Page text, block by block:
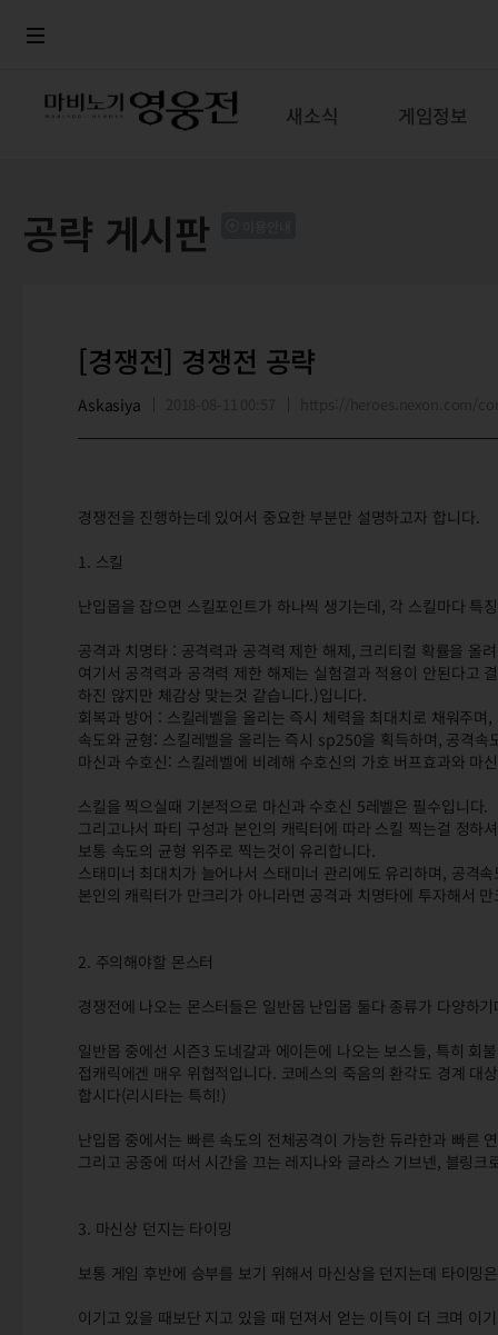
새소식 게임정보
공략 게시판
[경쟁전] 경쟁전 공략
Askasiya
경쟁전을 진행하는데 있어서 중요한 부분만 설명하고자 합니다.
1. 스킬
난입몹을 잡으면 스킬포인트가 하나씩 생기는데, 각 스킬마다 특
공격과 치명타 : 공격력과 공격력 제한 해제, 크리티컬 확률을 올
여기서 공격력과 공격력 제한 해제는 실험결과 적용이 안된다고
하진 않지만 체감상 맞는것 같습니다.)입니다.
회복과 방어 : 스킬레벨을 올리는 즉시 체력을 최대치로 채워주며
속도와 균형: 스킬레벨을 올리는 즉시 sp250을 획득하며, 공격
마신과 수호신: 스킬레벨에 비례해 수호신의 가호 버프효과와 마
스킬을 찍으실때 기본적으로 마신과 수호신 5레벨은 필수입니다.
그리고나서 파티 구성과 본인의 캐릭터에 따라 스킬 찍는걸 정하
보통 속도의 균형 위주로 찍는것이 유리합니다.
스태미너 최대치가 늘어나서 스태미너 관리에도 유리하며, 공격
본인의 캐릭터가 만크리가 아니라면 공격과 치명타에 투자해서
2. 주의해야할 몬스터
경쟁전에 나오는 몬스터들은 일반몹 난입몹 둘다 종류가 다양하
일반몹 중에선 시즌3 도네갈과 에이든에 나오는 보스들, 특히 회
접캐릭에겐 매우 위협적입니다. 코메스의 죽음의 환각도 경계 대
합시다(리시타는 특히!)
난입몹 중에서는 빠른 속도의 전체공격이 가능한 듀라한과 빠른
그리고 공중에 떠서 시간을 끄는 레지나와 글라스 기브넨, 블링
3. 마신상 던지는 타이밍
보통 게임 후반에 승부를 보기 위해서 마신상을 던지는데 타이밍
이기고 있을 때보단 지고 있을 때 던져서 얻는 이득이 더 크며 이